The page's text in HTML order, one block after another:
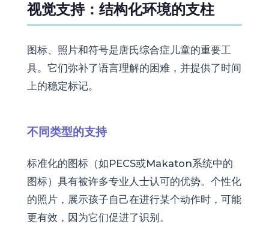
视觉支持：结构化环境的支柱
图标、照片和符号是唐氏综合症儿童的重要工
具。它们弥补了语言理解的困难，并提供了时间
上的稳定标记。
不同类型的支持
标准化的图标（如PECS或Makaton系统中的
图标）具有被许多专业人士认可的优势。个性化
的照片，展示孩子自己在进行某个动作时，可能
更有效，因为它们促进了识别。